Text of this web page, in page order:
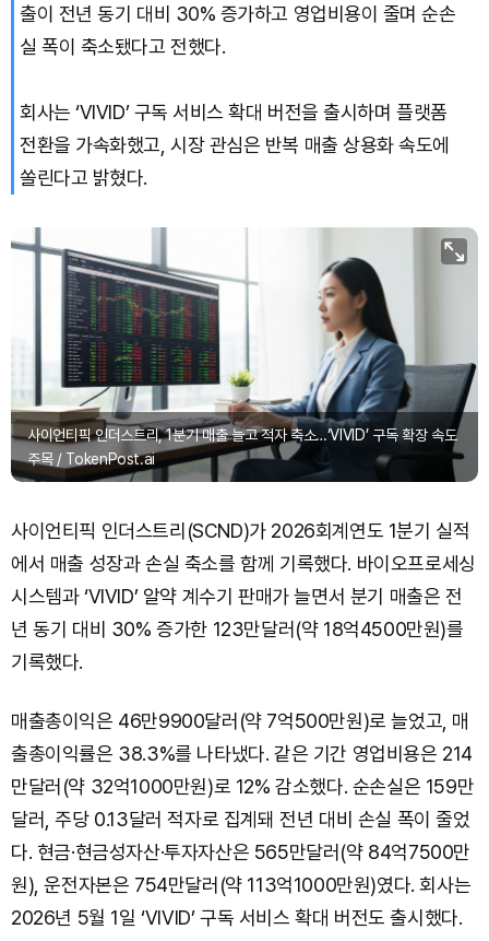
출이 전년 동기 대비 30% 증가하고 영업비용이 줄며 순손
실 폭이 축소됐다고 전했다.
회사는 ‘VIVID’ 구독 서비스 확대 버전을 출시하며 플랫폼
전환을 가속화했고, 시장 관심은 반복 매출 상용화 속도에
쏠린다고 밝혔다.
사이언티픽 인더스트리, 1분기 매출 늘고 적자 축소…‘VIVID’ 구독 확장 속도
주목 / TokenPost.ai
사이언티픽 인더스트리(SCND)가 2026회계연도 1분기 실적
에서 매출 성장과 손실 축소를 함께 기록했다. 바이오프로세싱
시스템과 ‘VIVID’ 알약 계수기 판매가 늘면서 분기 매출은 전
년 동기 대비 30% 증가한 123만달러(약 18억4500만원)를
기록했다.
매출총이익은 46만9900달러(약 7억500만원)로 늘었고, 매
출총이익률은 38.3%를 나타냈다. 같은 기간 영업비용은 214
만달러(약 32억1000만원)로 12% 감소했다. 순손실은 159만
달러, 주당 0.13달러 적자로 집계돼 전년 대비 손실 폭이 줄었
다. 현금·현금성자산·투자자산은 565만달러(약 84억7500만
원), 운전자본은 754만달러(약 113억1000만원)였다. 회사는
2026년 5월 1일 ‘VIVID’ 구독 서비스 확대 버전도 출시했다.